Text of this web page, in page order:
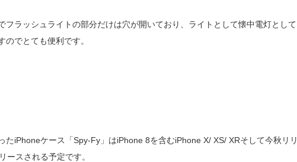
フラッシュライトの部分だけは穴が開いており、ライトとして懐中電灯として
でとても便利です。
たiPhoneケース「Spy-Fy」はiPhone 8を含むiPhone X/ XS/ XRそして今秋リリ
ースされる予定です。